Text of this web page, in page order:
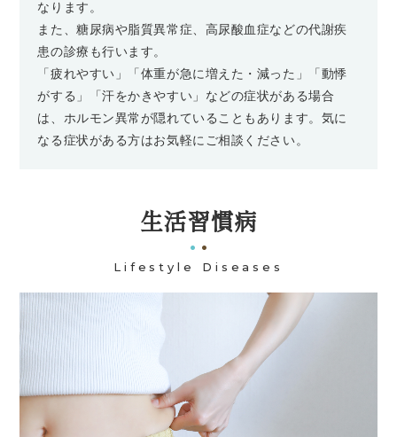
なります。
また、糖尿病や脂質異常症、高尿酸血症などの代謝疾
患の診療も行います。
「疲れやすい」「体重が急に増えた・減った」「動悸
がする」「汗をかきやすい」などの症状がある場合
は、ホルモン異常が隠れていることもあります。気に
なる症状がある方はお気軽にご相談ください。
生活習慣病
Lifestyle Diseases